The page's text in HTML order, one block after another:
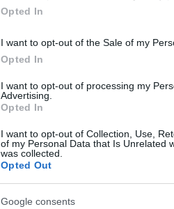
Opted In
I want to opt-out of the Sale of my
Opted In
I want to opt-out of processing my
Advertising.
Opted In
I want to opt-out of Collection, Use,
of my Personal Data that Is Unrelated
was collected.
Opted Out
Google consents